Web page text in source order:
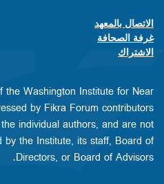
Footer contact links
الاتصال بالمعهد
غرفة الصحافة
الاشتراك
Washington Institute for Near
by Fikra Forum contributors
individual authors, and are not
by the Institute, its staff, Board of
Directors, or Board of Advisors.​​